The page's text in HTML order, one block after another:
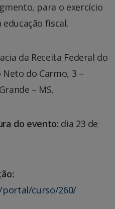
para o exercício
fiscal.
da Receita Federal do
Neto do Carmo, 3 –
– MS.
do evento: dia 23 de
portal/curso/260/